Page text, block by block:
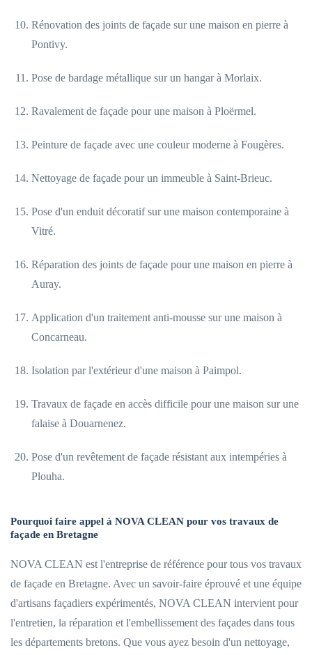
Rénovation des joints de façade sur une maison en pierre à
Pontivy.
Pose de bardage métallique sur un hangar à Morlaix.
Ravalement de façade pour une maison à Ploërmel.
Peinture de façade avec une couleur moderne à Fougères.
Nettoyage de façade pour un immeuble à Saint-Brieuc.
Pose d'un enduit décoratif sur une maison contemporaine à
Vitré.
Réparation des joints de façade pour une maison en pierre à
Auray.
Application d'un traitement anti-mousse sur une maison à
Concarneau.
Isolation par l'extérieur d'une maison à Paimpol.
Travaux de façade en accès difficile pour une maison sur une
falaise à Douarnenez.
Pose d'un revêtement de façade résistant aux intempéries à
Plouha.
Pourquoi faire appel à NOVA CLEAN pour vos travaux de
façade en Bretagne
NOVA CLEAN est l'entreprise de référence pour tous vos travaux
de façade en Bretagne. Avec un savoir-faire éprouvé et une équipe
d'artisans façadiers expérimentés, NOVA CLEAN intervient pour
l'entretien, la réparation et l'embellissement des façades dans tous
les départements bretons. Que vous ayez besoin d'un nettoyage,